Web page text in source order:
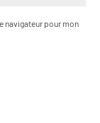
navigateur pour mon